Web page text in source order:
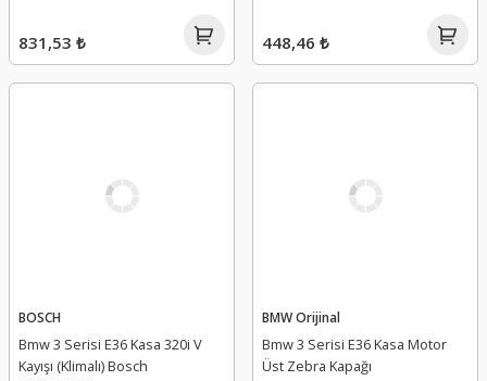
831,53 ₺ 448,46 ₺
BOSCH
Bmw 3 Serisi E36 Kasa 320i V
Kayışı (Klimalı) Bosch
BMW Orijinal
Bmw 3 Serisi E36 Kasa Motor
Üst Zebra Kapağı